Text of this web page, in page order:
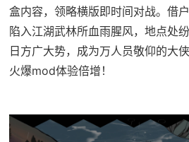
盒内容，领略横版即时间对战。借
陷入江湖武林所血雨腥风，地点处
日方广大势，成为万人员敬仰的大
火爆mod体验倍增！